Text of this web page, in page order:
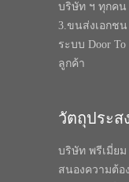
บริษัท ฯ ทุกคน
3.ขนส่งเอกช
ระบบ Door
ลูกค้า
วัตถุประส
บริษัท พรีเมี่ยม
สนองความต้อ